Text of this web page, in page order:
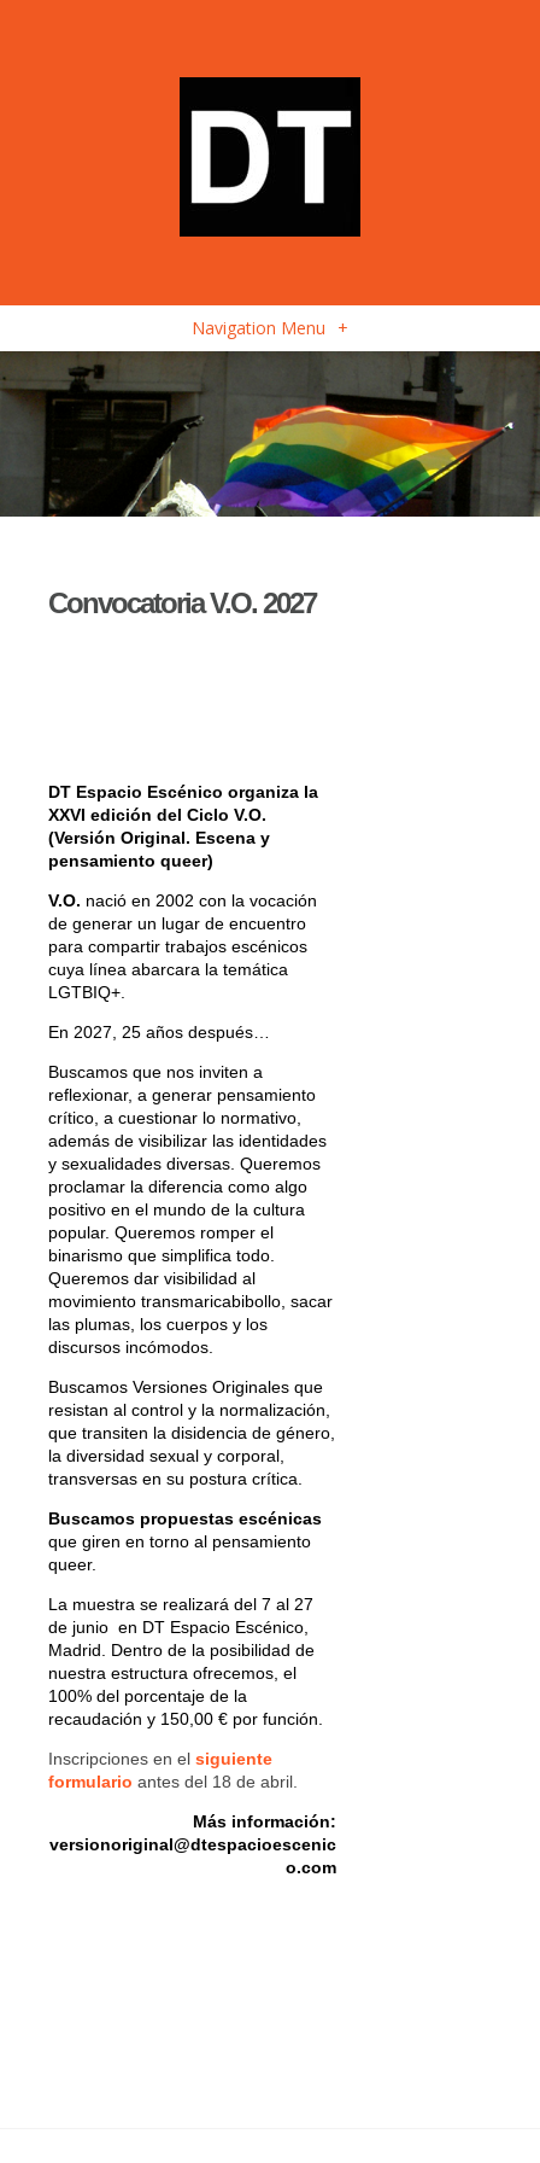
Navigation Menu +
Convocatoria V.O. 2027
DT Espacio Escénico organiza la
XXVI edición del Ciclo V.O.
(Versión Original. Escena y
pensamiento queer)
V.O. nació en 2002 con la vocación
de generar un lugar de encuentro
para compartir trabajos escénicos
cuya línea abarcara la temática
LGTBIQ+.
En 2027, 25 años después…
Buscamos que nos inviten a
reflexionar, a generar pensamiento
crítico, a cuestionar lo normativo,
además de visibilizar las identidades
y sexualidades diversas. Queremos
proclamar la diferencia como algo
positivo en el mundo de la cultura
popular. Queremos romper el
binarismo que simplifica todo.
Queremos dar visibilidad al
movimiento transmaricabibollo, sacar
las plumas, los cuerpos y los
discursos incómodos.
Buscamos Versiones Originales que
resistan al control y la normalización,
que transiten la disidencia de género,
la diversidad sexual y corporal,
transversas en su postura crítica.
Buscamos propuestas escénicas
que giren en torno al pensamiento
queer.
La muestra se realizará del 7 al 27
de junio en DT Espacio Escénico,
Madrid. Dentro de la posibilidad de
nuestra estructura ofrecemos, el
100% del porcentaje de la
recaudación y 150,00 € por función.
Inscripciones en el siguiente
formulario antes del 18 de abril.
Más información:
versionoriginal@dtespacioescenic
o.com